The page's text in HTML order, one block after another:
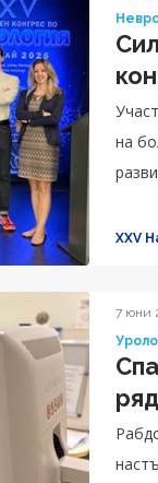
на
XXV
7 юни